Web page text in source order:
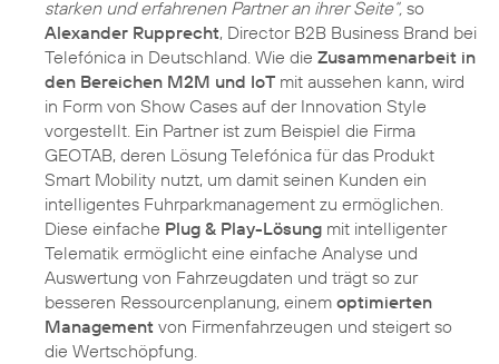
starken und erfahrenen Partner an ihrer Seite“, so
Alexander Rupprecht, Director B2B Business Brand bei
Telefónica in Deutschland. Wie die Zusammenarbeit in
den Bereichen M2M und IoT mit aussehen kann, wird
in Form von Show Cases auf der Innovation Style
vorgestellt. Ein Partner ist zum Beispiel die Firma
GEOTAB, deren Lösung Telefónica für das Produkt
Smart Mobility nutzt, um damit seinen Kunden ein
intelligentes Fuhrparkmanagement zu ermöglichen.
Diese einfache Plug & Play-Lösung mit intelligenter
Telematik ermöglicht eine einfache Analyse und
Auswertung von Fahrzeugdaten und trägt so zur
besseren Ressourcenplanung, einem optimierten
Management von Firmenfahrzeugen und steigert so
die Wertschöpfung.